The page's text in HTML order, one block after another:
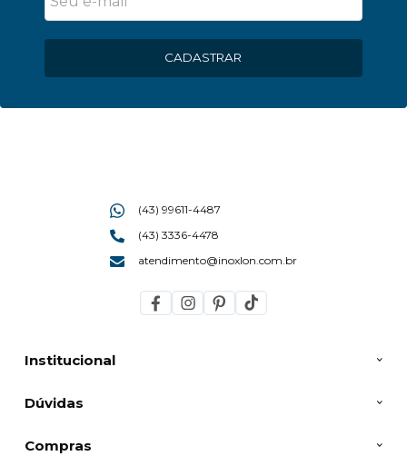
CADASTRAR
Institucional
Dúvidas
Compras
(43) 99611-4487
(43) 3336-4478
atendimento@inoxlon.com.br